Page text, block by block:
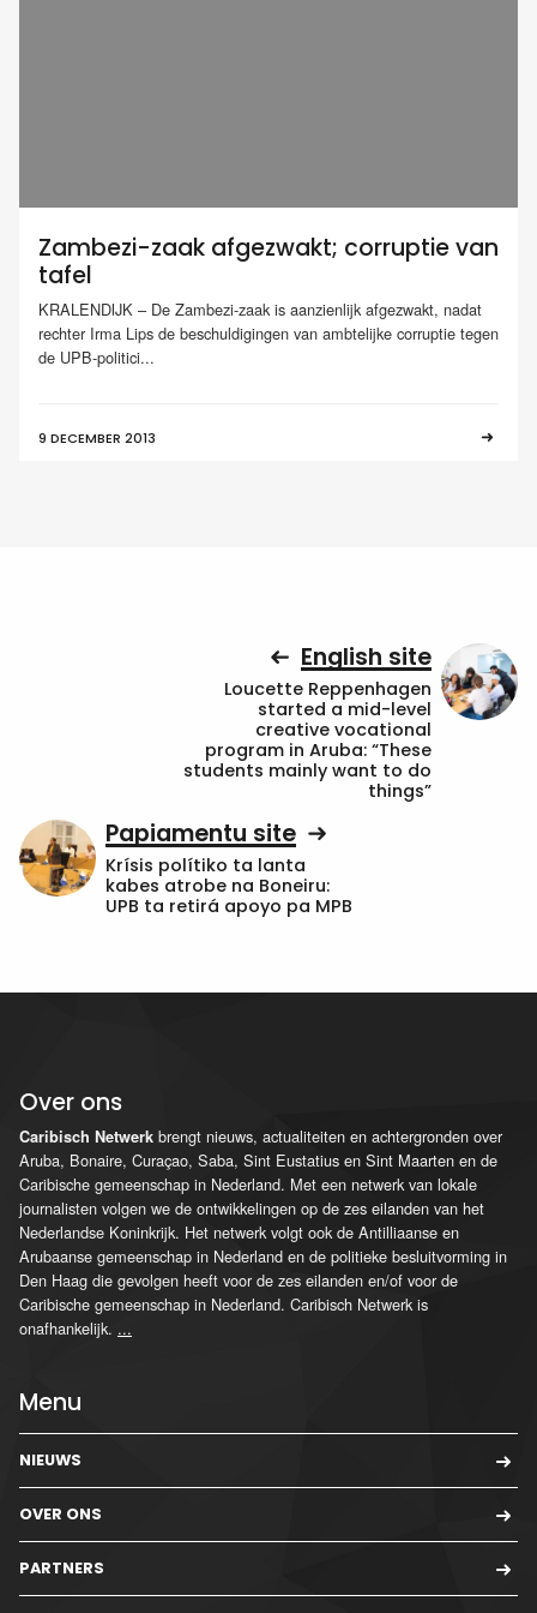
Zambezi-zaak afgezwakt; corruptie van
tafel
KRALENDIJK – De Zambezi-zaak is aanzienlijk afgezwakt, nadat
rechter Irma Lips de beschuldigingen van ambtelijke corruptie tegen
de UPB-politici...
9 DECEMBER 2013
English site
Loucette Reppenhagen
started a mid-level
creative vocational
program in Aruba: “These
students mainly want to do
things”
Papiamentu site
Krísis polítiko ta lanta
kabes atrobe na Boneiru:
UPB ta retirá apoyo pa MPB
Over ons
Caribisch Netwerk brengt nieuws, actualiteiten en achtergronden over
Aruba, Bonaire, Curaçao, Saba, Sint Eustatius en Sint Maarten en de
Caribische gemeenschap in Nederland. Met een netwerk van lokale
journalisten volgen we de ontwikkelingen op de zes eilanden van het
Nederlandse Koninkrijk. Het netwerk volgt ook de Antilliaanse en
Arubaanse gemeenschap in Nederland en de politieke besluitvorming in
Den Haag die gevolgen heeft voor de zes eilanden en/of voor de
Caribische gemeenschap in Nederland. Caribisch Netwerk is
onafhankelijk. ...
Menu
NIEUWS
OVER ONS
PARTNERS